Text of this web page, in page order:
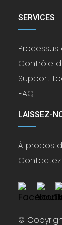
SERVICES
Contrôle
Support
FAQ
LAISSEZ-
À propos
©